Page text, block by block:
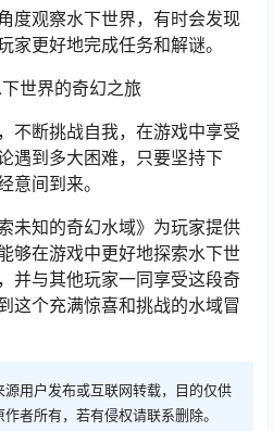
度观察水下世界，有时会发现
家更好地完成任务和解谜。
世界的奇幻之旅
不断挑战自我，在游戏中享受
遇到多大困难，只要坚持下
意间到来。
未知的奇幻水域》为玩家提供
够在游戏中更好地探索水下世
并与其他玩家一同享受这段奇
这个充满惊喜和挑战的水域冒
源用户发布或互联网转载，目的仅供
者所有，若有侵权请联系删除。